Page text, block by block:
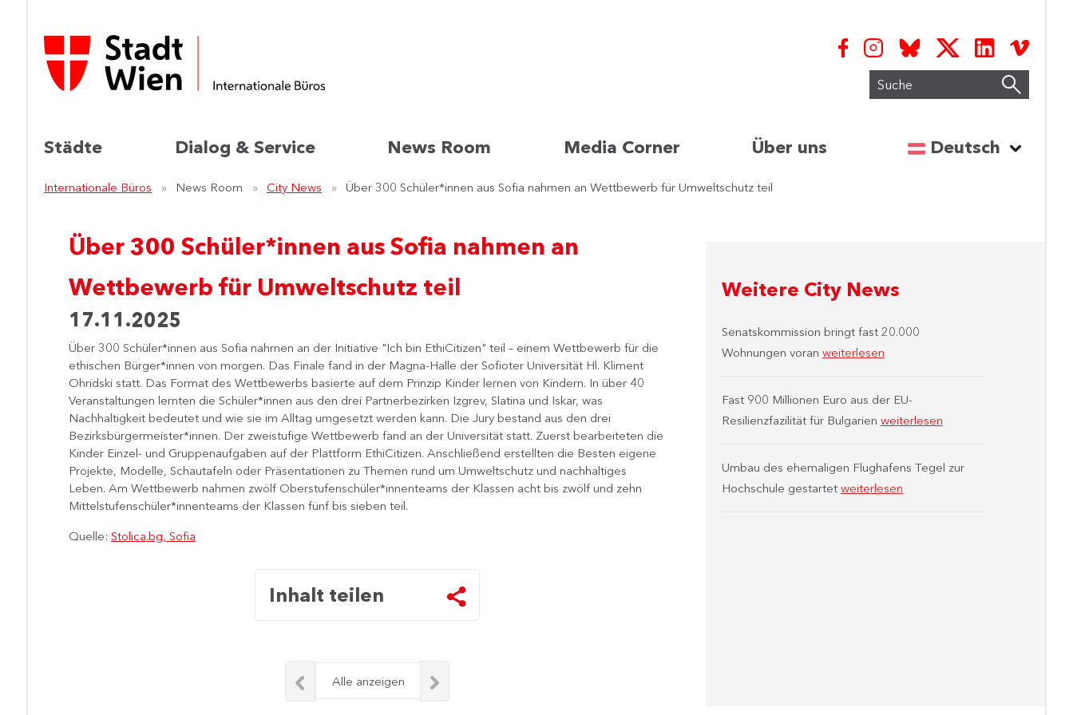
Suche
Städte Dialog & Service News Room Media Corner Über uns Sprache
Deutsch
Internationale Büros News Room City News Über 300 Schüler*innen aus Sofia nahmen an Wettbewerb für Umweltschutz teil
Über 300 Schüler*innen aus Sofia nahmen an
Wettbewerb für Umweltschutz teil
17.11.2025
Über 300 Schüler*innen aus Sofia nahmen an der Initiative "Ich bin EthiCitizen" teil – einem Wettbewerb für die
ethischen Bürger*innen von morgen. Das Finale fand in der Magna-Halle der Sofioter Universität Hl. Kliment
Ohridski statt. Das Format des Wettbewerbs basierte auf dem Prinzip Kinder lernen von Kindern. In über 40
Veranstaltungen lernten die Schüler*innen aus den drei Partnerbezirken Izgrev, Slatina und Iskar, was
Nachhaltigkeit bedeutet und wie sie im Alltag umgesetzt werden kann. Die Jury bestand aus den drei
Bezirksbürgermeister*innen. Der zweistufige Wettbewerb fand an der Universität statt. Zuerst bearbeiteten die
Kinder Einzel- und Gruppenaufgaben auf der Plattform EthiCitizen. Anschließend erstellten die Besten eigene
Projekte, Modelle, Schautafeln oder Präsentationen zu Themen rund um Umweltschutz und nachhaltiges
Leben. Am Wettbewerb nahmen zwölf Oberstufenschüler*innenteams der Klassen acht bis zwölf und zehn
Mittelstufenschüler*innenteams der Klassen fünf bis sieben teil.
Quelle: Stolica.bg, Sofia
Inhalt teilen
Alle anzeigen
Weitere City News
Senatskommission bringt fast 20.000
Wohnungen voran weiterlesen
Fast 900 Millionen Euro aus der EU-
Resilienzfazilität für Bulgarien weiterlesen
Umbau des ehemaligen Flughafens Tegel zur
Hochschule gestartet weiterlesen